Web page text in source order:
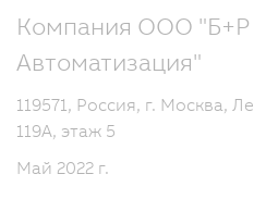
Компания ООО
Автоматизация"
119571, Россия, г. Москва,
119А, этаж 5
Май 2022 г.